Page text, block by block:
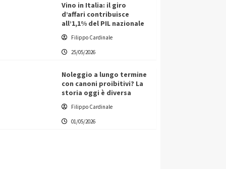
Vino in Italia: il giro
d’affari contribuisce
all’1,1% del PIL nazionale
Filippo Cardinale
25/05/2026
Noleggio a lungo termine
con canoni proibitivi? La
storia oggi è diversa
Filippo Cardinale
01/05/2026